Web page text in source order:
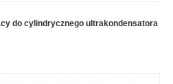
do cylindrycznego ultrakondensatora